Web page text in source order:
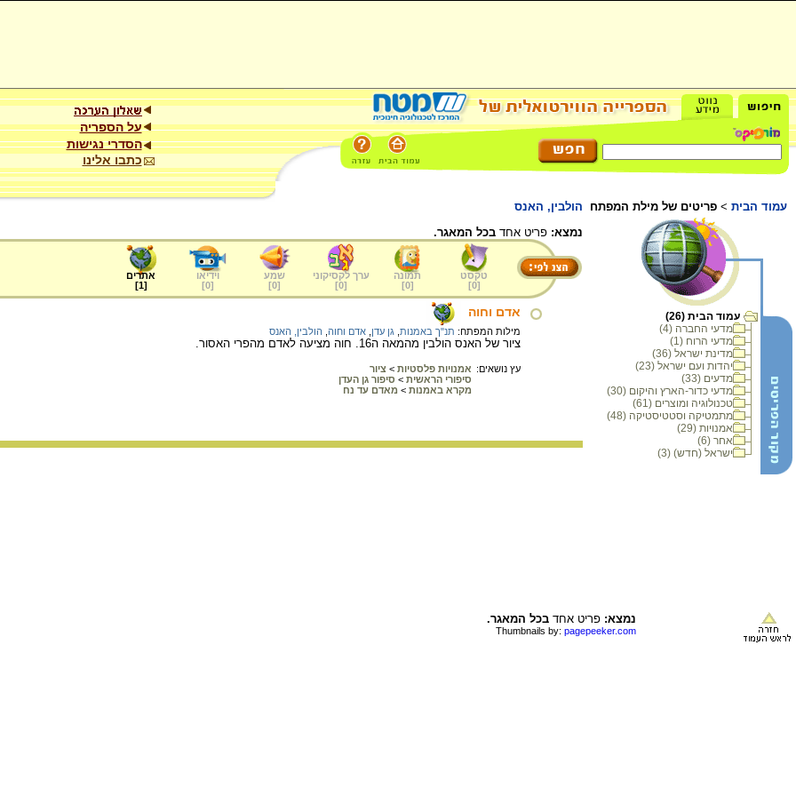
על הספריה
הסדרי נגישות
כתבו אלינו
עמוד הבית > פריטים של מילת המפתח הולבין, האנס
עמוד הבית (26)
מדעי החברה (4)
מדעי הרוח (1)
מדינת ישראל (36)
יהדות ועם ישראל (23)
מדעים (33)
מדעי כדור-הארץ והיקום (30)
טכנולוגיה ומוצרים (61)
מתמטיקה וסטטיסטיקה (48)
אמנויות (29)
אחר (6)
ישראל (חדש) (3)
נמצא: פריט אחד בכל המאגר.
טקסט
[
0
]
תמונה
[
0
]
ערך לקסיקוני
[
0
]
שמע
[
0
]
וידיאו
[
0
]
אתרים
[
1
]
אדם וחוה
מילות המפתח: תנ"ך באמנות גן עדן אדם וחוה הולבין, האנס
ציור של האנס הולבין מהמאה ה16. חוה מציעה לאדם מהפרי האסור.
עץ נושאים: אמנויות פלסטיות > ציור
סיפורי הראשית > סיפור גן העדן
מקרא באמנות > מאדם עד נח
נמצא: פריט אחד בכל המאגר.
Thumbnails by: pagepeeker.com